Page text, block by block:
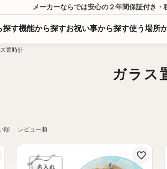
メーカーならでは安心の２年間保証付き・
探す機能から探すお祝い事から探す使う場所
置時計
ガラス
順 レビュー順